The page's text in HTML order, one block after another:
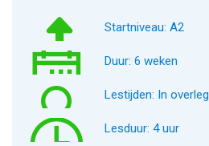
Startniveau: A2
Duur: 6 weken
Lestijden: In overleg
Lesduur: 4 uur